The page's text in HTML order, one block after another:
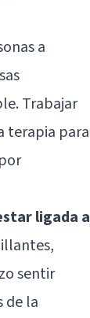
a
Trabajar
terapia para
ligada a
sentir
de la